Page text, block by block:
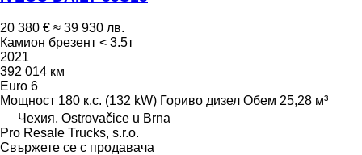
20 380 € ≈ 39 930 лв.
Камион брезент < 3.5т
2021
392 014 км
Euro 6
Мощност 180 к.с. (132 kW) Гориво дизел Обем 25,28 м³
Чехия, Ostrovačice u Brna
Pro Resale Trucks, s.r.o.
Свържете се с продавача